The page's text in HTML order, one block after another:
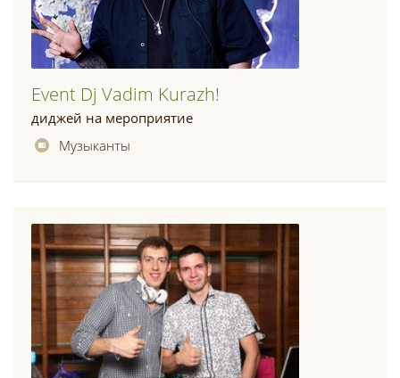
Event Dj Vadim Kurazh!
диджей на мероприятие
Музыканты